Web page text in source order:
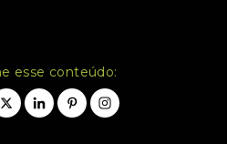
esse conteúdo: